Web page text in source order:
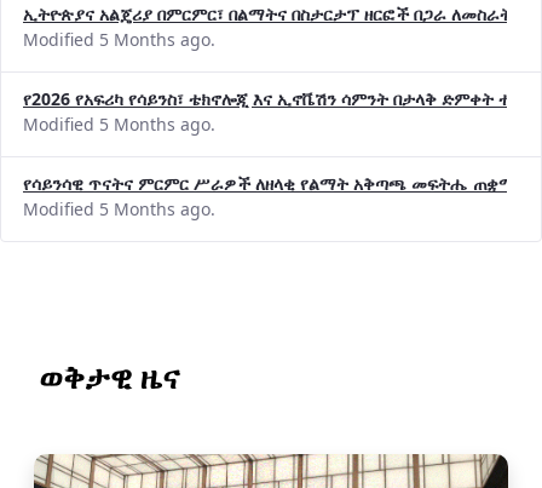
ኢትዮጵያና አልጄሪያ በምርምር፣ በልማትና በስታርታፕ ዘርፎች በጋራ ለመስራት
Modified 5 Months ago.
የ2026 የአፍሪካ የሳይንስ፣ ቴክኖሎጂ እና ኢኖቬሽን ሳምንት በታላቅ ድምቀት
Modified 5 Months ago.
የሳይንሳዊ ጥናትና ምርምር ሥራዎች ለዘላቂ የልማት አቅጣጫ መፍትሔ ጠቋሚ
Modified 5 Months ago.
ወቅታዊ ዜና